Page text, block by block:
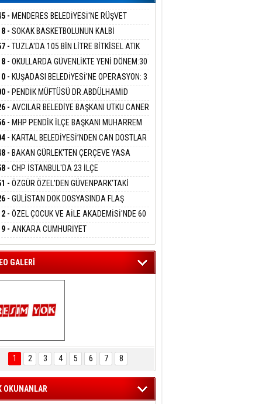
Adıyaman
Bu Sahaya Sığmazam
Ali Çölük
Satırın İçindeki İnsan
Kılıç
ATEŞE ATILAN VİCDAN
BAŞARSLAN
Kaynas
- MENDERES BELEDİYESİ'NE RÜŞVET
BAŞKANI İLKAY ÇİÇEK
SEVK EDİLDİ
- SOKAK BASKETBOLUNUN KALBİ
ATACAK
- TUZLA'DA 105 BİN LİTRE BİTKİSEL ATIK
TOPLANDI
- OKULLARDA GÜVENLİKTE YENİ DÖNEM:30
ALINACAK DEDEKTÖRLÜ ARAMA
- KUŞADASI BELEDİYESİ'NE OPERASYON: 3
15 GÖZALTI
- PENDİK MÜFTÜSÜ DR.ABDÜLHAMİD
BASIN MENSUPLARINI AĞIRLADI
- AVCILAR BELEDİYE BAŞKANI UTKU CANER
HAKKINDA TAHLİYE KARARI
- MHP PENDİK İLÇE BAŞKANI MUHARREM
ORDULULAR DERNEĞİ HEYETİNİ
- KARTAL BELEDİYESİ’NDEN CAN DOSTLAR
DEV YATIRIM!
- BAKAN GÜRLEK'TEN ÇERÇEVE YASA
ÇİZGİMİZ ŞEHİT AİLELERİ
HASSASİYETİDİR''
- CHP İSTANBUL'DA 23 İLÇE
ATAMALAR GERÇEKLEŞTİ
- ÖZGÜR ÖZEL'DEN GÜVENPARK'TAKİ
DESTEK:''SONUÇ ALANA KADAR
- GÜLİSTAN DOK DOSYASINDA FLAŞ
2 DALGIÇ DELİL KARARTMA
TUTUTKLANDI
- ÖZEL ÇOCUK VE AİLE AKADEMİSİ'NDE 60
HİZMET VERİLDİ
- ANKARA CUMHURİYET
ÖZGÜR ÖZEL VE VELİ
HAKKINDA FEZLEKE
GALERİ
ENGELSİZ
FESTİVALİ
KONSERİ
MEST
1 2 3 4 5 6 7 8
OKUNANLAR